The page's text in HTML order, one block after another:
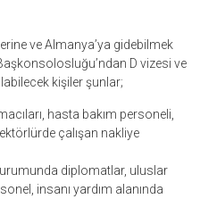
ve Almanya’ya gidebilmek
D vizesi ve
kişiler şunlar;
hasta bakım personeli,
çalışan nakliye
diplomatlar, uluslar
insanı yardım alanında